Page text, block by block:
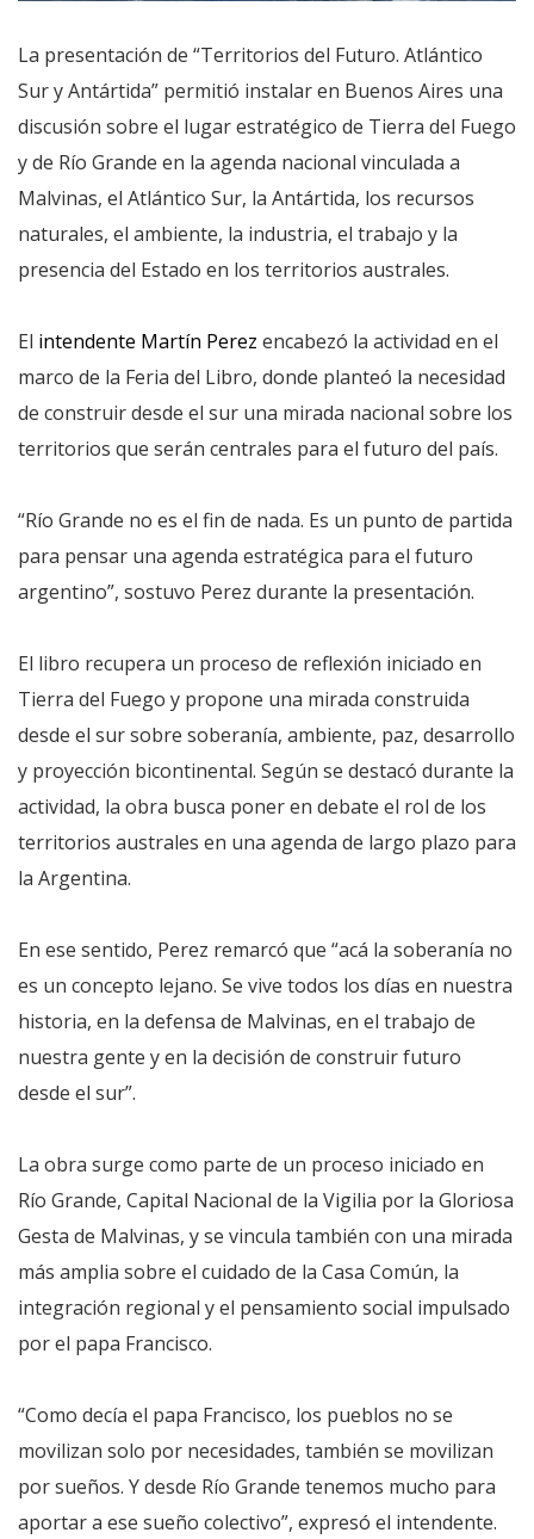
La presentación de “Territorios del Futuro. Atlántico
Sur y Antártida” permitió instalar en Buenos Aires una
discusión sobre el lugar estratégico de Tierra del Fuego
y de Río Grande en la agenda nacional vinculada a
Malvinas, el Atlántico Sur, la Antártida, los recursos
naturales, el ambiente, la industria, el trabajo y la
presencia del Estado en los territorios australes.
El intendente Martín Perez encabezó la actividad en el
marco de la Feria del Libro, donde planteó la necesidad
de construir desde el sur una mirada nacional sobre los
territorios que serán centrales para el futuro del país.
“Río Grande no es el fin de nada. Es un punto de partida
para pensar una agenda estratégica para el futuro
argentino”, sostuvo Perez durante la presentación.
El libro recupera un proceso de reflexión iniciado en
Tierra del Fuego y propone una mirada construida
desde el sur sobre soberanía, ambiente, paz, desarrollo
y proyección bicontinental. Según se destacó durante la
actividad, la obra busca poner en debate el rol de los
territorios australes en una agenda de largo plazo para
la Argentina.
En ese sentido, Perez remarcó que “acá la soberanía no
es un concepto lejano. Se vive todos los días en nuestra
historia, en la defensa de Malvinas, en el trabajo de
nuestra gente y en la decisión de construir futuro
desde el sur”.
La obra surge como parte de un proceso iniciado en
Río Grande, Capital Nacional de la Vigilia por la Gloriosa
Gesta de Malvinas, y se vincula también con una mirada
más amplia sobre el cuidado de la Casa Común, la
integración regional y el pensamiento social impulsado
por el papa Francisco.
“Como decía el papa Francisco, los pueblos no se
movilizan solo por necesidades, también se movilizan
por sueños. Y desde Río Grande tenemos mucho para
aportar a ese sueño colectivo”, expresó el intendente.